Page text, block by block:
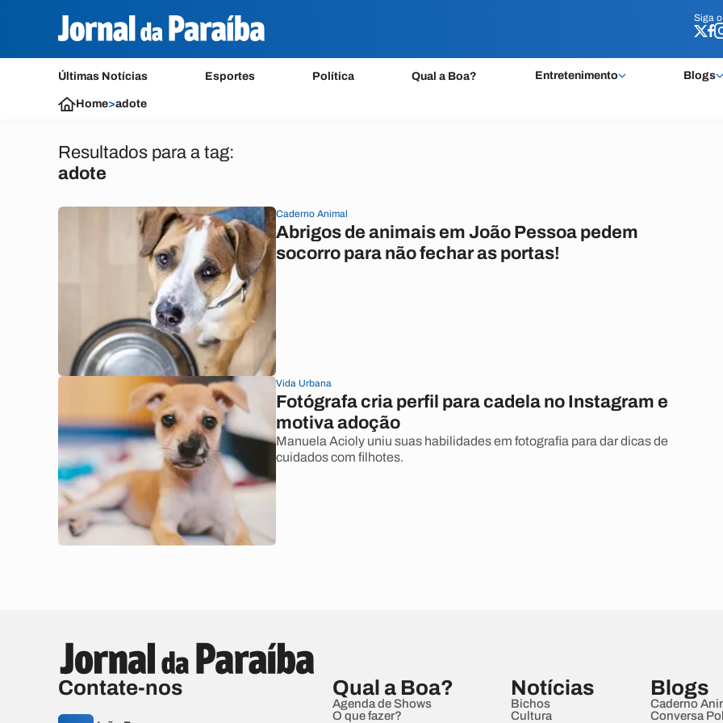
Siga o
Últimas Notícias Esportes Política Qual a Boa? Entretenimento Blogs
Siga o
Home>adote
Resultados para a tag:
adote
Caderno Animal
Abrigos de animais em João Pessoa pedem
socorro para não fechar as portas!
Vida Urbana
Fotógrafa cria perfil para cadela no Instagram e
motiva adoção
Manuela Acioly uniu suas habilidades em fotografia para dar dicas de
cuidados com filhotes.
Contate-nos Qual a Boa?
Agenda de Shows
O que fazer?
Notícias
Bichos
Cultura
Blogs
Caderno
Conversa